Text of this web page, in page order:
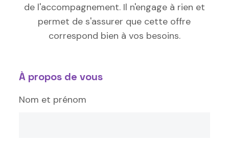
de l'accompagnement. Il n'engage à rien et
permet de s'assurer que cette offre
correspond bien à vos besoins.
À propos de vous
Nom et prénom